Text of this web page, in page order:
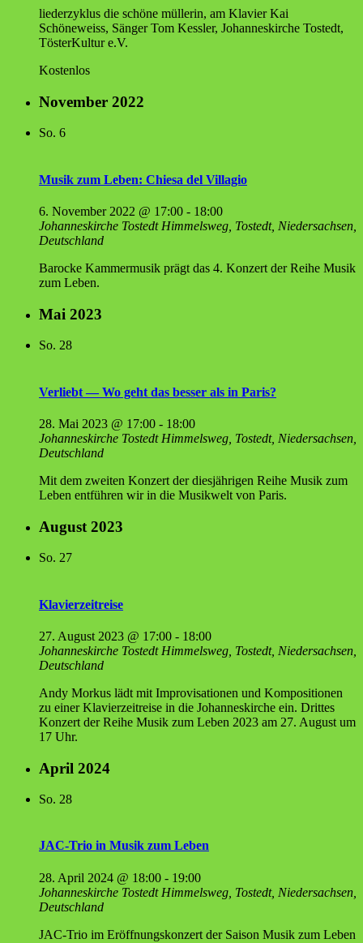
liederzyklus die schöne müllerin, am Klavier Kai
Schöneweiss, Sänger Tom Kessler, Johanneskirche Tostedt,
TösterKultur e.V.
Kostenlos
November 2022
So. 6
Musik zum Leben: Chie­sa del Villagio
6. November 2022 @ 17:00 - 18:00
Johanneskirche Tostedt Himmelsweg, Tostedt, Niedersachsen,
Deutschland
Barocke Kammermusik prägt das 4. Konzert der Reihe Musik
zum Leben.
Mai 2023
So. 28
Ver­liebt — Wo geht das bes­ser als in Paris?
28. Mai 2023 @ 17:00 - 18:00
Johanneskirche Tostedt Himmelsweg, Tostedt, Niedersachsen,
Deutschland
Mit dem zweiten Konzert der diesjährigen Reihe Musik zum
Leben entführen wir in die Musikwelt von Paris.
August 2023
So. 27
Kla­vier­zeit­rei­se
27. August 2023 @ 17:00 - 18:00
Johanneskirche Tostedt Himmelsweg, Tostedt, Niedersachsen,
Deutschland
Andy Morkus lädt mit Improvisationen und Kompositionen
zu einer Klavierzeitreise in die Johanneskirche ein. Drittes
Konzert der Reihe Musik zum Leben 2023 am 27. August um
17 Uhr.
April 2024
So. 28
JAC-Trio in Musik zum Leben
28. April 2024 @ 18:00 - 19:00
Johanneskirche Tostedt Himmelsweg, Tostedt, Niedersachsen,
Deutschland
JAC-Trio im Eröffnungskonzert der Saison Musik zum Leben